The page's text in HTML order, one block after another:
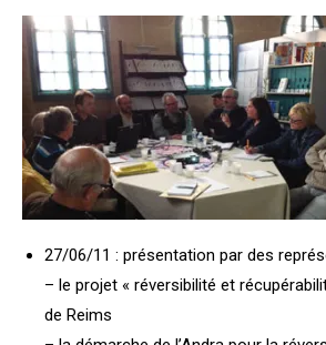
27/06/11 : présentation par des
– le projet « réversibilité et
de Reims